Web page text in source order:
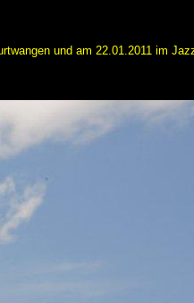
und am 22.01.2011 im